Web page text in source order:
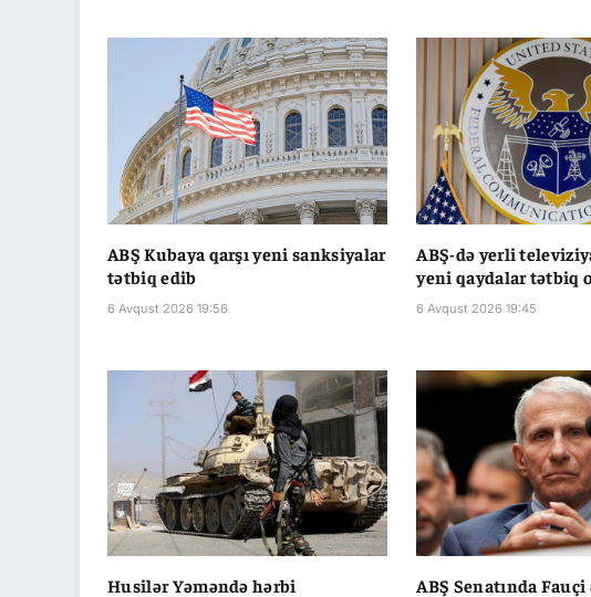
ABŞ Kubaya qarşı yeni sanksiyalar
tətbiq edib
6 Avqust 2026 19:56
ABŞ-də yerli
yeni qaydalar tətbiq
6 Avqust 2026 19:45
Husilər Yəməndə hərbi ABŞ Senatında